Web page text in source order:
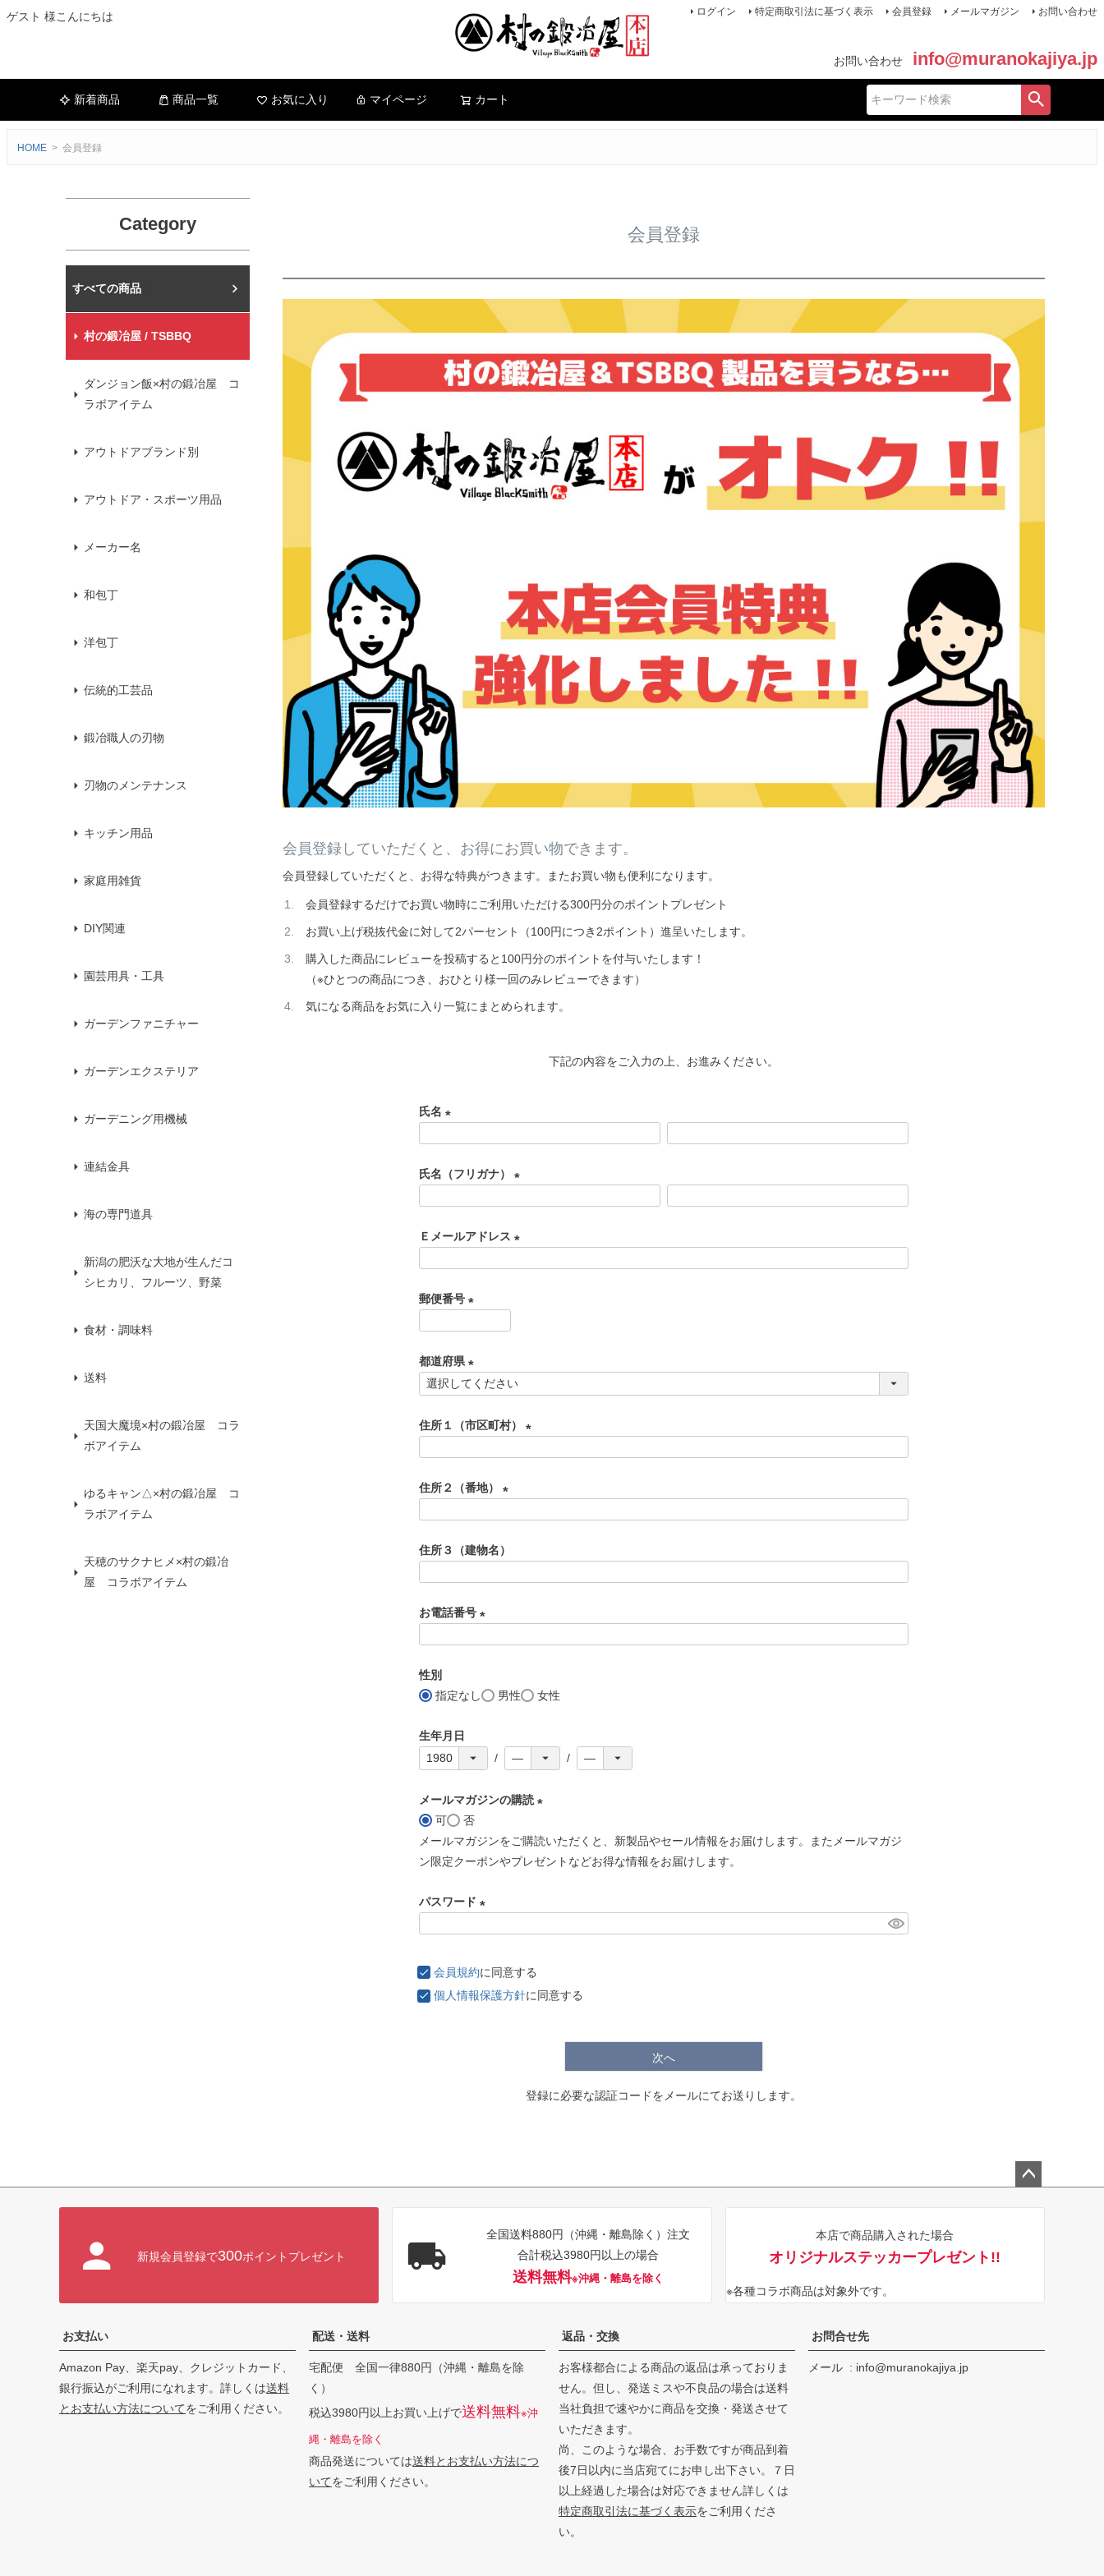
ゲスト 様こんにちは ログイン 特定商取引法に基づく表示 会員登録 メールマガジン お問い合わせ
お問い合わせ info@muranokajiya.jp
新着商品 商品一覧 お気に入り マイページ カート
HOME 会員登録
Category
村の鍛冶屋本店
村の鍛冶屋 / TSBBQ
ダンジョン飯×村の鍛冶屋 コ
ラボアイテム
アウトドアブランド別
アウトドア・スポーツ用品
メーカー名
和包丁
洋包丁
伝統的工芸品
鍛冶職人の刃物
刃物のメンテナンス
キッチン用品
家庭用雑貨
DIY関連
園芸用具・工具
ガーデンファニチャー
ガーデンエクステリア
ガーデニング用機械
連結金具
海の専門道具
新潟の肥沃な大地が生んだコ
シヒカリ、フルーツ、野菜
食材・調味料
送料
天国大魔境×村の鍛冶屋 コラ
ボアイテム
ゆるキャン△×村の鍛冶屋 コ
ラボアイテム
天穂のサクナヒメ×村の鍛冶
屋 コラボアイテム
会員登録
会員登録していただくと、お得にお買い物できます。
会員登録していただくと、お得な特典がつきます。またお買い物も便利になります。
会員登録するだけでお買い物時にご利用いただける300円分のポイントプレゼント
お買い上げ税抜代金に対して2パーセント（100円につき2ポイント）進呈いたします。
購入した商品にレビューを投稿すると100円分のポイントを付与いたします！
（※ひとつの商品につき、おひとり様一回のみレビューできます）
気になる商品をお気に入り一覧にまとめられます。
下記の内容をご入力の上、お進みください。
氏名
須
氏名（フリガナ）
須
Ｅメールアドレス
郵便番号
須
)
都道府県
(
須
住所１（市区町村）
住所２（番地）
須
住所３（建物名）
お電話番号
)
性別
指定なし
男性 女性
生年月日
メールマガジンの購読
必
須
可
否
メールマガジンをご購読いただくと、新製品やセール情報をお届けします。またメールマガジ
ン限定クーポンやプレゼントなどお得な情報をお届けします。
パスワード
須
)
会員規約に同意する
個人情報保護方針に同意する
次へ
登録に必要な認証コードをメールにてお送りします。
新規会員登録で300ポイントプレゼント
全国送料880円（沖縄・離島除く）注文
合計税込3980円以上の場合
送料無料※沖縄・離島を除く
本店で商品購入された場合
オリジナルステッカープレゼント!!
※各種コラボ商品は対象外です。
お支払い
Amazon Pay、楽天pay、クレジットカード、
銀行振込がご利用になれます。詳しくは送料
とお支払い方法についてをご利用ください。
配送・送料
宅配便 全国一律880円（沖縄・離島を除
く）
税込3980円以上お買い上げで送料無料※沖
縄・離島を除く
商品発送については送料とお支払い方法につ
いてをご利用ください。
返品・交換
お客様都合による商品の返品は承っておりま
せん。但し、発送ミスや不良品の場合は送料
当社負担で速やかに商品を交換・発送させて
いただきます。
尚、このような場合、お手数ですが商品到着
後7日以内に当店宛てにお申し出下さい。７日
以上経過した場合は対応できません詳しくは
特定商取引法に基づく表示をご利用くださ
い。
お問合せ先
メール info@muranokajiya.jp